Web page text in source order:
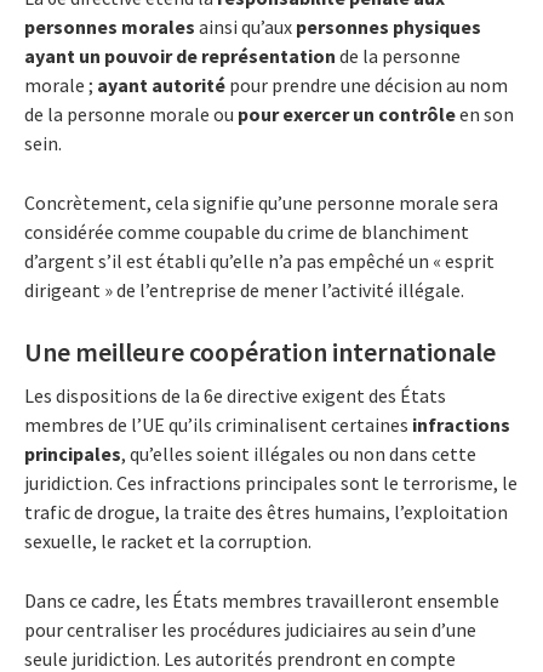
personnes morales ainsi qu’aux personnes physiques
ayant un pouvoir de représentation de la personne
morale ; ayant autorité pour prendre une décision au nom
de la personne morale ou pour exercer un contrôleen son
sein.
Concrètement, cela signifie qu’une personne morale sera
considérée comme coupable du crime de blanchiment
d’argent s’il est établi qu’elle n’a pas empêché un « esprit
dirigeant » de l’entreprise de mener l’activité illégale.
Une meilleure coopération internationale
Les dispositions de la 6e directive exigent des États
membres de l’UE qu’ils criminalisent certaines infractions
principales, qu’elles soient illégales ou non dans cette
juridiction. Ces infractions principales sont le terrorisme, le
trafic de drogue, la traite des êtres humains, l’exploitation
sexuelle, le racket et la corruption.
Dans ce cadre, les États membres travailleront ensemble
pour centraliser les procédures judiciaires au sein d’une
seule juridiction. Les autorités prendront en compte